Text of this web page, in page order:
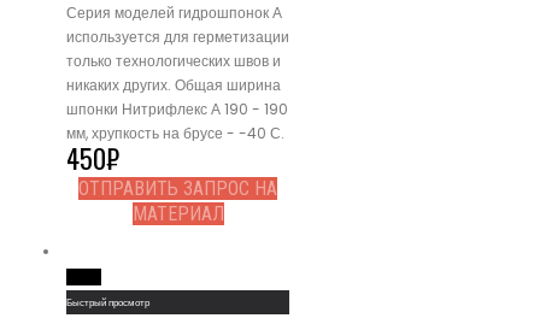
Серия моделей гидрошпонок А
используется для герметизации
только технологических швов и
никаких других. Общая ширина
шпонки Нитрифлекс А 190 - 190
мм, хрупкость на брусе - -40 С.
450₽
ОТПРАВИТЬ ЗАПРОС НА
МАТЕРИАЛ
Быстрый просмотр